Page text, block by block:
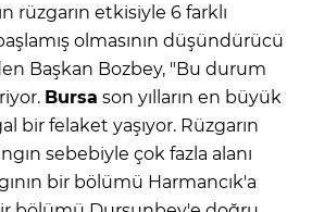
rüzgarın etkisiyle 6 farklı
olmasının düşündürücü
Başkan Bozbey, "Bu durum
Bursa son yılların en büyük
bir felaket yaşıyor. Rüzgarın
sebebiyle çok fazla alanı
bir bölümü Harmancık'a